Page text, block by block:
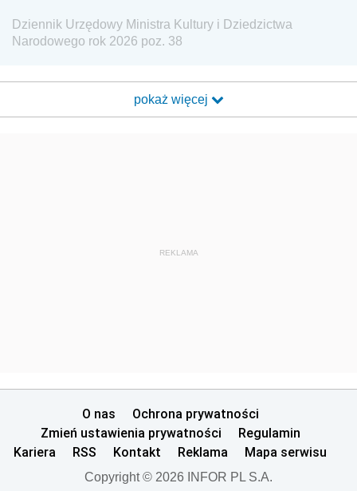
Dziennik Urzędowy Ministra Kultury i Dziedzictwa
Narodowego rok 2026 poz. 38
pokaż więcej
REKLAMA
O nas
Ochrona prywatności
Zmień ustawienia prywatności
Regulamin
Kariera
RSS Kontakt Reklama Mapa serwisu
Copyright © 2026 INFOR PL S.A.